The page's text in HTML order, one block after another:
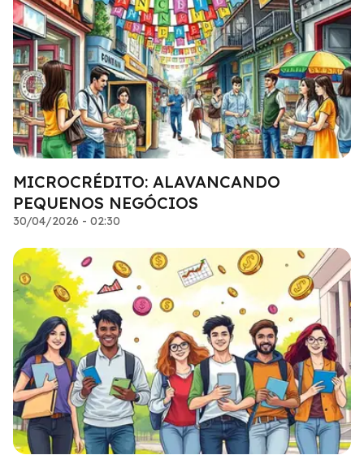
MICROCRÉDITO: ALAVANCANDO
PEQUENOS NEGÓCIOS
30/04/2026 - 02:30